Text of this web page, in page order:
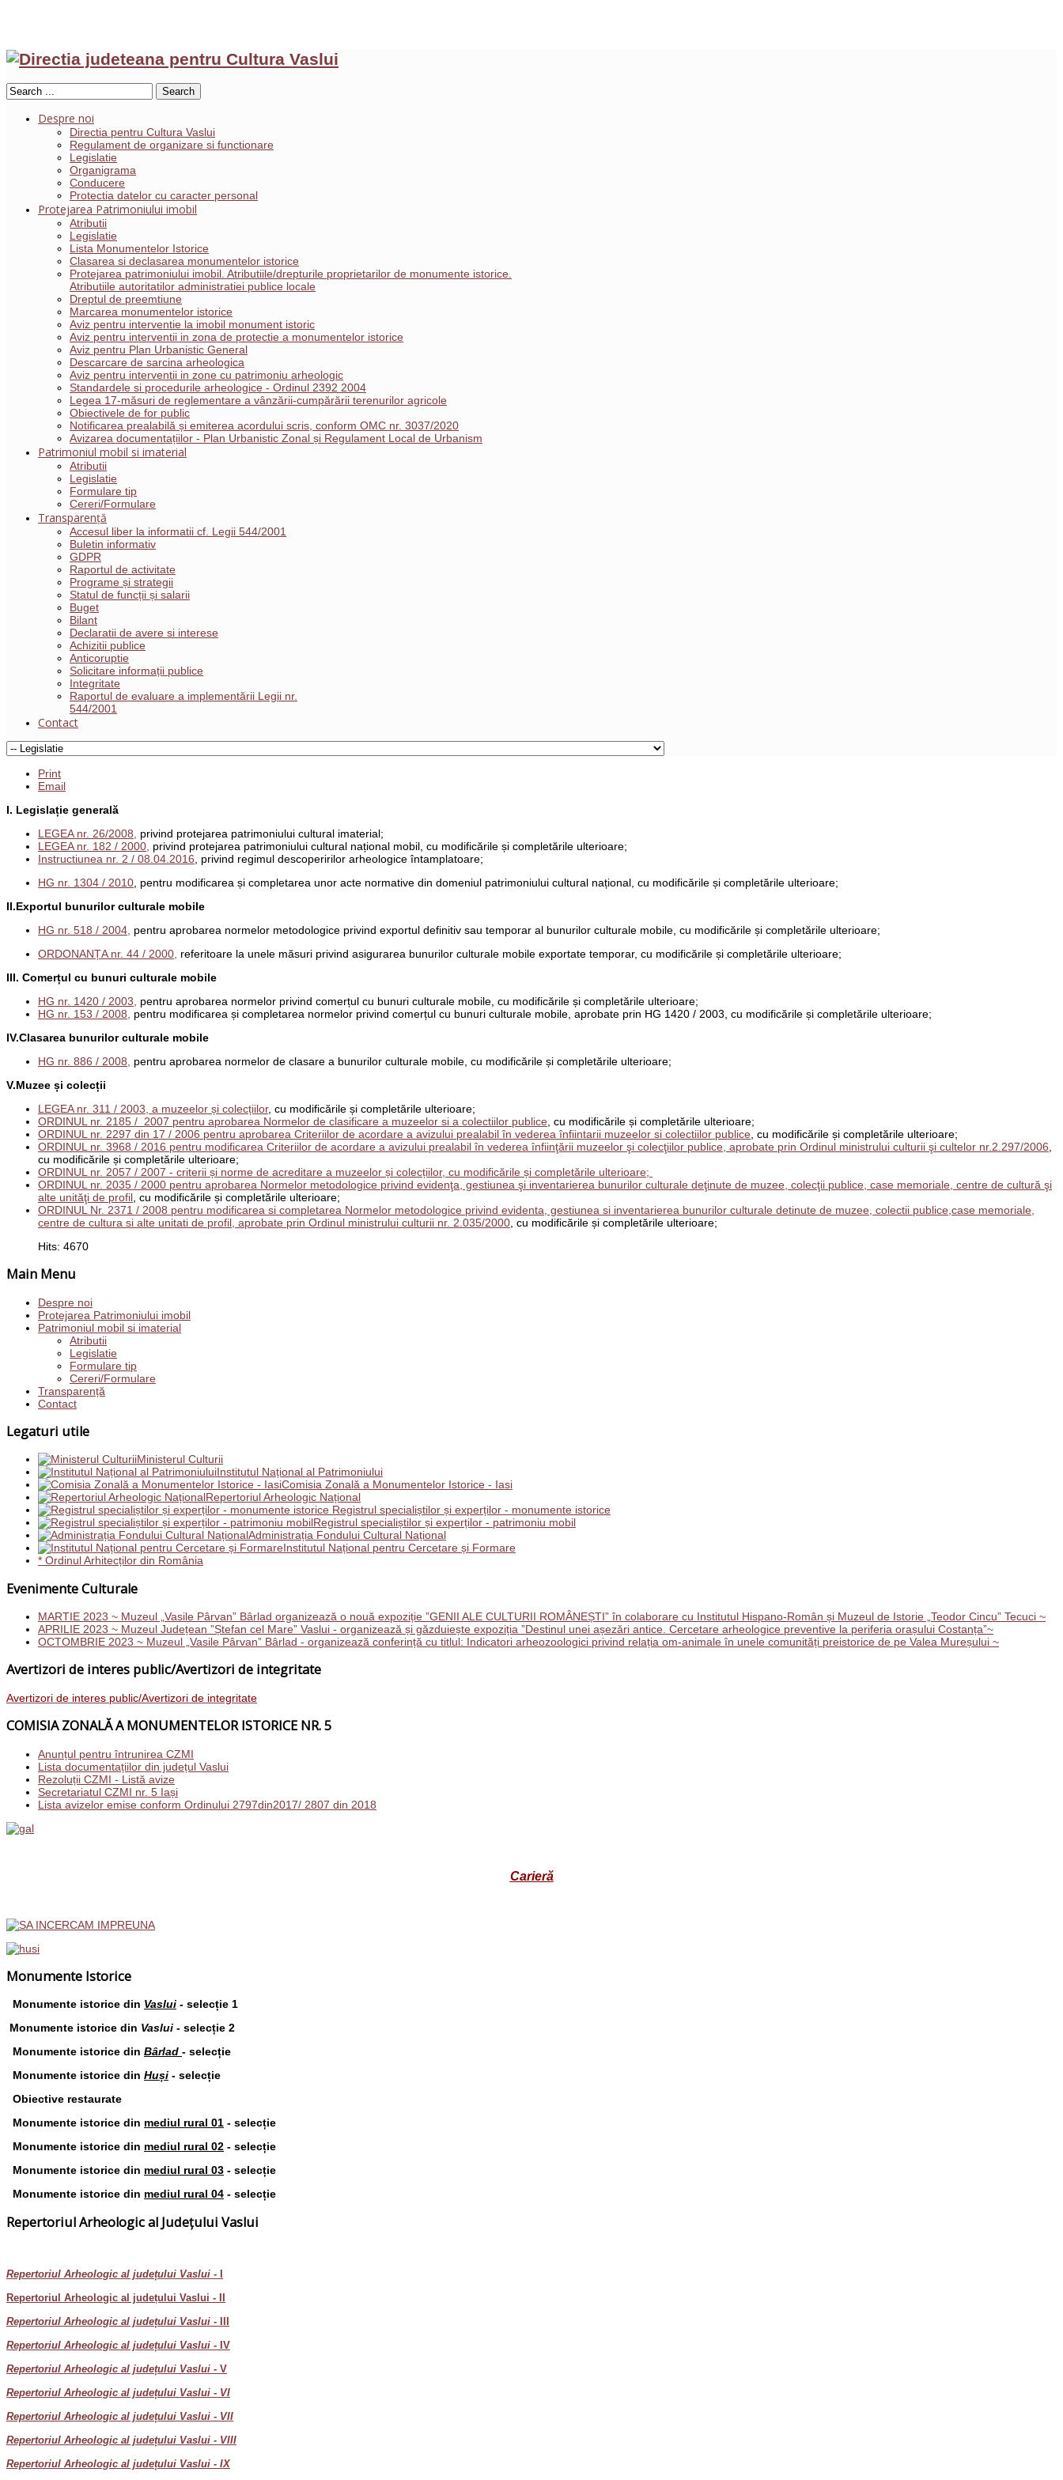
Search
Despre noi
Directia pentru Cultura Vaslui
Regulament de organizare si functionare
Legislatie
Organigrama
Conducere
Protectia datelor cu caracter personal
Protejarea Patrimoniului imobil
Atributii
Legislatie
Lista Monumentelor Istorice
Clasarea si declasarea monumentelor istorice
Protejarea patrimoniului imobil. Atributiile/drepturile proprietarilor de monumente istorice.
Atributiile autoritatilor administratiei publice locale
Dreptul de preemtiune
Marcarea monumentelor istorice
Aviz pentru interventie la imobil monument istoric
Aviz pentru interventii in zona de protectie a monumentelor istorice
Aviz pentru Plan Urbanistic General
Descarcare de sarcina arheologica
Aviz pentru interventii in zone cu patrimoniu arheologic
Standardele si procedurile arheologice - Ordinul 2392 2004
Legea 17-măsuri de reglementare a vânzării-cumpărării terenurilor agricole
Obiectivele de for public
Notificarea prealabilă și emiterea acordului scris, conform OMC nr. 3037/2020
Avizarea documentațiilor - Plan Urbanistic Zonal și Regulament Local de Urbanism
Patrimoniul mobil si imaterial
Atributii
Legislatie
Formulare tip
Cereri/Formulare
Transparență
Accesul liber la informatii cf. Legii 544/2001
Buletin informativ
GDPR
Raportul de activitate
Programe și strategii
Statul de funcții și salarii
Buget
Bilant
Declaratii de avere si interese
Achizitii publice
Anticoruptie
Solicitare informații publice
Integritate
Raportul de evaluare a implementării Legii nr.
544/2001
Contact
Print
Email
I. Legislație generală
LEGEA nr. 26/2008,
privind protejarea patrimoniului cultural imaterial;
LEGEA nr. 182 / 2000, privind protejarea patrimoniului cultural național mobil cu modificările și completările ulterioare;
Instructiunea nr. 2 / 08.04.2016 , privind regimul descoperirilor arheologice întamplatoare;
HG nr. 1304 / 2010 , pentru modificarea și completarea unor acte normative din domeniul patrimoniului cultural național, cu modificările și completările ulterioare;
II.Exportul bunurilor culturale mobile
HG nr. 518 / 2004, pentru aprobarea normelor metodologice privind exportul definitiv sau temporar al bunurilor culturale mobile, cu modificările și completările ulterioare;
ORDONANȚA nr. 44 / 2000, referitoare la unele măsuri privind asigurarea bunurilor culturale mobile exportate temporar, cu modificările și completările ulterioare;
III. Comerțul cu bunuri culturale mobile
HG nr. 1420 / 2003,
pentru aprobarea normelor privind comerțul cu bunuri culturale mobile, cu modificările și completările ulterioare;
HG nr. 153 / 2008,
pentru modificarea și completarea normelor privind comerțul cu bunuri culturale mobile, aprobate prin HG 1420 / 2003, cu modificările și completările ulterioare;
IV.Clasarea bunurilor culturale mobile
HG nr. 886 / 2008,
pentru aprobarea normelor de clasare a bunurilor culturale mobile, cu modificările și completările ulterioare;
V.Muzee și colecții
LEGEA nr. 311 / 2003, a muzeelor și colecțiilor, cu modificările și completările ulterioare;
ORDINUL nr. 2185 / 2007 pentru aprobarea Normelor de clasificare a muzeelor si a colectiilor publice , cu modificările și completările ulterioare;
ORDINUL nr. 2297 din 17 / 2006 pentru aprobarea Criteriilor de acordare a avizului prealabil în vederea înfiintarii muzeelor si colectiilor publice , cu modificările și completările ulterioare;
ORDINUL nr. 3968 / 2016 pentru modificarea Criteriilor de acordare a avizului prealabil în vederea înfiinţării muzeelor şi colecţiilor publice, aprobate prin Ordinul ministrului culturii şi cultelor nr.2.297/2006
cu modificările și completările ulterioare;
ORDINUL nr. 2057 / 2007 - criterii și norme de acreditare a muzeelor și colecțiilor, cu modificările și completările ulterioare;
ORDINUL nr. 2035 / 2000 pentru aprobarea Normelor metodologice privind evidenţa, gestiunea şi inventarierea bunurilor culturale deţinute de muzee, colecţii publice, case memoriale, centre de cultură şi
alte unităţi de profil , cu modificările și completările ulterioare;
ORDINUL Nr. 2371 / 2008 pentru modificarea si completarea Normelor metodologice privind evidenta, gestiunea si inventarierea bunurilor culturale detinute de muzee, colectii publice,case memoriale,
centre de cultura si alte unitati de profil, aprobate prin Ordinul ministrului culturii nr. 2.035/2000 , cu modificările și completările ulterioare;
Hits: 4670
Main Menu
Despre noi
Protejarea Patrimoniului imobil
Patrimoniul mobil si imaterial
Atributii
Legislatie
Formulare tip
Cereri/Formulare
Transparență
Contact
Legaturi utile
Ministerul Culturii
Institutul Național al Patrimoniului
Comisia Zonală a Monumentelor Istorice - Iasi
Repertoriul Arheologic Național
Registrul specialiștilor și experților - monumente istorice
Registrul specialiștilor și experților - patrimoniu mobil
Administrația Fondului Cultural Național
Institutul Național pentru Cercetare și Formare
* Ordinul Arhitecților din România
Evenimente Culturale
MARTIE 2023 ~ Muzeul „Vasile Pârvan” Bârlad organizează o nouă expoziție ”GENII ALE CULTURII ROMÂNEȘTI” în colaborare cu Institutul Hispano-Român și Muzeul de Istorie „Teodor Cincu” Tecuci ~
APRILIE 2023 ~ Muzeul Județean ”Ștefan cel Mare” Vaslui - organizează și găzduiește expoziția ”Destinul unei așezări antice. Cercetare arheologice preventive la periferia orașului Costanța”~
OCTOMBRIE 2023 ~ Muzeul „Vasile Pârvan” Bârlad - organizează conferință cu titlul: Indicatori arheozoologici privind relația om-animale în unele comunități preistorice de pe Valea Mureșului ~
Avertizori de interes public/Avertizori de integritate
Avertizori de interes public/Avertizori de integritate
COMISIA ZONALĂ A MONUMENTELOR ISTORICE NR. 5
Anunțul pentru întrunirea CZMI
Lista documentațiilor din județul Vaslui
Rezoluții CZMI - Listă avize
Secretariatul CZMI nr. 5 Iași
Lista avizelor emise conform Ordinului 2797din2017/ 2807 din 2018
Carieră
Monumente Istorice
Monumente istorice din Vaslui - selecție 1
Monumente istorice din Vaslui - selecție 2
Monumente istorice din Bârlad - selecție
Monumente istorice din Huși - selecție
Obiective restaurate
Monumente istorice din mediul rural 01 - selecție
Monumente istorice din mediul rural 02 - selecție
Monumente istorice din mediul rural 03 - selecție
Monumente istorice din mediul rural 04 - selecție
Repertoriul Arheologic al Județului Vaslui
Repertoriul Arheologic al județului Vaslui -
Repertoriul Arheologic al județului Vaslui - II
Repertoriul Arheologic al județului Vaslui - III
Repertoriul Arheologic al județului Vaslui - IV
Repertoriul Arheologic al județului Vaslui - V
Repertoriul Arheologic al județului Vaslui - VI
Repertoriul Arheologic al județului Vaslui - VII
Repertoriul Arheologic al județului Vaslui - VIII
Repertoriul Arheologic al județului Vaslui - IX